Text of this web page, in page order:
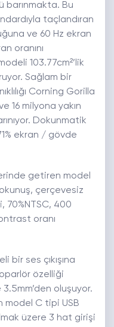
barınmakta. Bu
taçlandıran
ve 60 Hz ekran
oranını
103.77cm²’lik
Sağlam bir
Corning Gorilla
16 milyona yakın
Dokunmatik
ekran / gövde
getiren model
çerçevesiz
70%NTSC, 400
oranı
bir ses çıkışına
özelliği
3.5mm’den oluşuyor.
model C tipi USB
üzere 3 hat girişi